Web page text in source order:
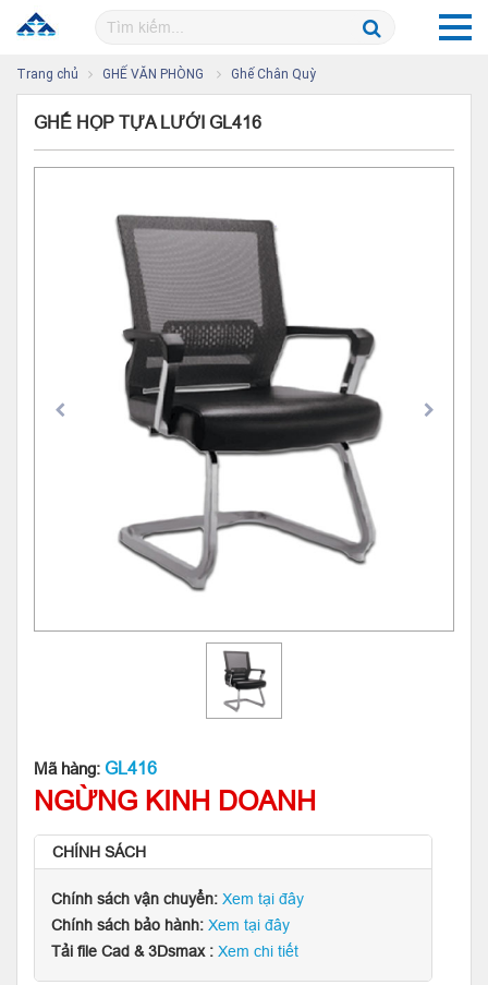
Trang chủ GHẾ VĂN PHÒNG Ghế Chân Quỳ
GHẾ HỌP TỰA LƯỚI GL416
Mã hàng: GL416
NGỪNG KINH DOANH
CHÍNH SÁCH
Chính sách vận chuyển: Xem tại đây
Chính sách bảo hành: Xem tại đây
Tải file Cad & 3Dsmax : Xem chi tiết